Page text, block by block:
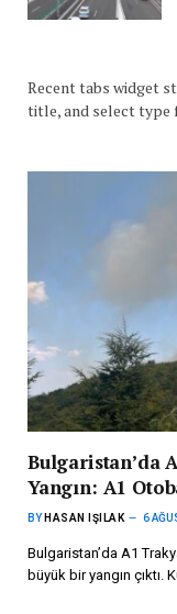
Recent tabs widget
title, and select type
Bulgaristan’da
Yangın: A1
BY HASAN IŞILAK 6
Bulgaristan’da A1
büyük bir yangın çıktı.